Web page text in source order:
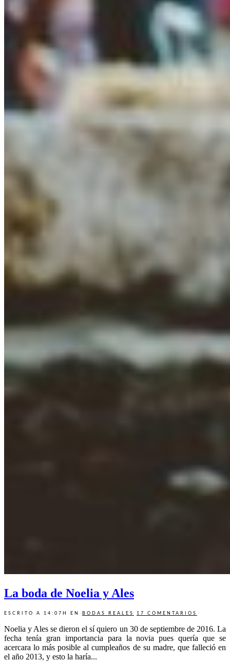
La boda de Noelia y Ales
ESCRITO A 14:07H EN BODAS REALES 17 COMENTARIOS
Noelia y Ales se dieron el sí quiero un 30 de septiembre de 2016. La
fecha tenía gran importancia para la novia pues quería que se
acercara lo más posible al cumpleaños de su madre, que falleció en
el año 2013, y esto la haría...